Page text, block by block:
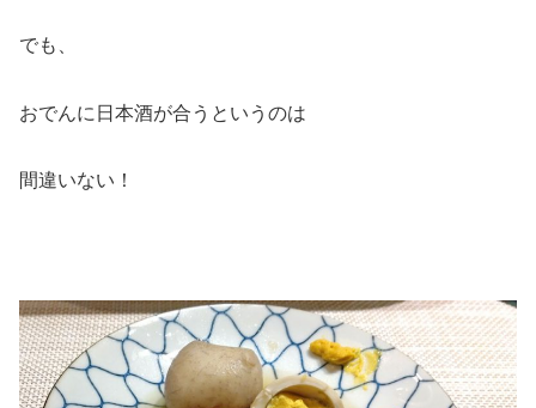
でも、
おでんに日本酒が合うというのは
間違いない！